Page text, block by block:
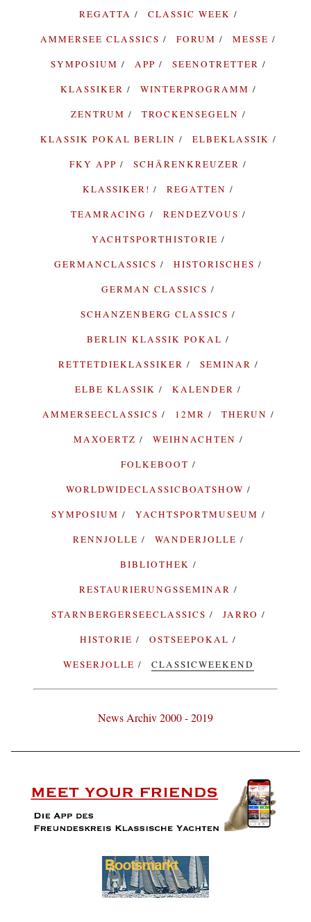
REGATTA
CLASSIC WEEK
AMMERSEE CLASSICS
FORUM
MESSE
SYMPOSIUM
APP
SEENOTRETTER
KLASSIKER
WINTERPROGRAMM
ZENTRUM
TROCKENSEGELN
KLASSIK POKAL BERLIN
ELBEKLASSIK
FKY APP
SCHÄRENKREUZER
KLASSIKER!
REGATTEN
TEAMRACING
RENDEZVOUS
YACHTSPORTHISTORIE
GERMANCLASSICS
HISTORISCHES
GERMAN CLASSICS
SCHANZENBERG CLASSICS
BERLIN KLASSIK POKAL
RETTETDIEKLASSIKER
SEMINAR
ELBE KLASSIK
KALENDER
AMMERSEECLASSICS
12MR
THERUN
MAXOERTZ
WEIHNACHTEN
FOLKEBOOT
WORLDWIDECLASSICBOATSHOW
SYMPOSIUM
YACHTSPORTMUSEUM
RENNJOLLE
WANDERJOLLE
BIBLIOTHEK
RESTAURIERUNGSSEMINAR
STARNBERGERSEECLASSICS
JARRO
HISTORIE
OSTSEEPOKAL
WESERJOLLE
CLASSICWEEKEND
News Archiv 2000 - 2019